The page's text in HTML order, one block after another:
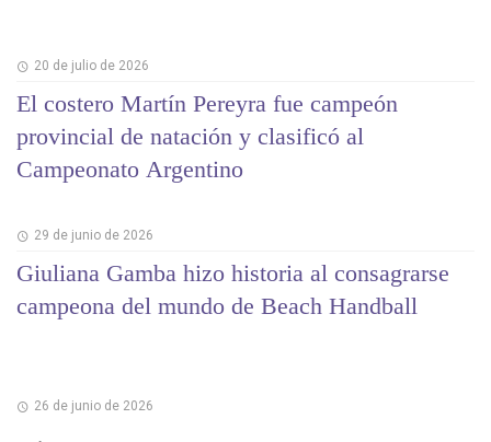
20 de julio de 2026
El costero Martín Pereyra fue campeón
provincial de natación y clasificó al
Campeonato Argentino
29 de junio de 2026
Giuliana Gamba hizo historia al consagrarse
campeona del mundo de Beach Handball
26 de junio de 2026